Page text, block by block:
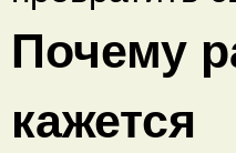
Почему
кажется